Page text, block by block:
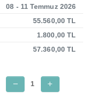
08 - 11 Temmuz 2026
55.560,00 TL
1.800,00 TL
57.360,00 TL
1